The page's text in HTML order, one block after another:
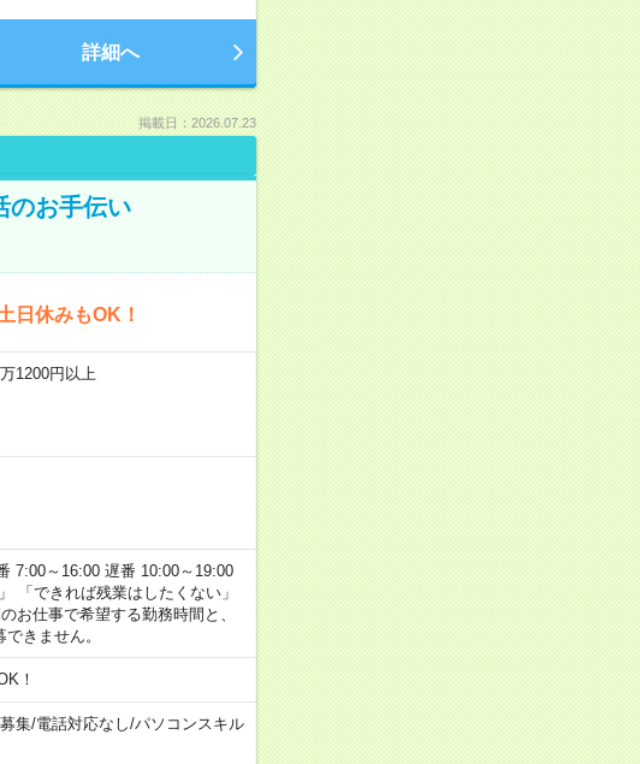
詳細へ
掲載日：2026.07.23
のお手伝い
日休みもOK！
1200円以上
7:00～16:00 遅番 10:00～19:00
「できれば残業はしたくない」
お仕事で希望する勤務時間と、
きません。
！
集/電話対応なし/パソコンスキル